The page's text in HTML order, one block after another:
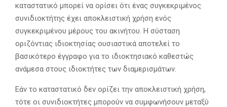
καταστατικό μπορεί να ορίσει ότι ένας συγκεκριμένος
συνιδιοκτήτης έχει αποκλειστική χρήση ενός
συγκεκριμένου μέρους του ακινήτου. Η σύσταση
οριζόντιας ιδιοκτησίας ουσιαστικά αποτελεί το
βασικότερο έγγραφο για το ιδιοκτησιακό καθεστώς
ανάμεσα στους ιδιοκτήτες των διαμερισμάτων.
Εάν το καταστατικό δεν ορίζει την αποκλειστική χρήση,
τότε οι συνιδιοκτήτες μπορούν να συμφωνήσουν μεταξύ